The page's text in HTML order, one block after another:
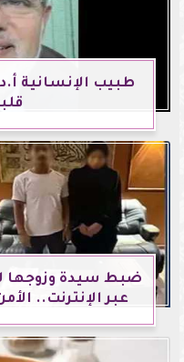
طبيب الإنسانية
ضبط سيدة وزوجها
عبر الإنترنت..